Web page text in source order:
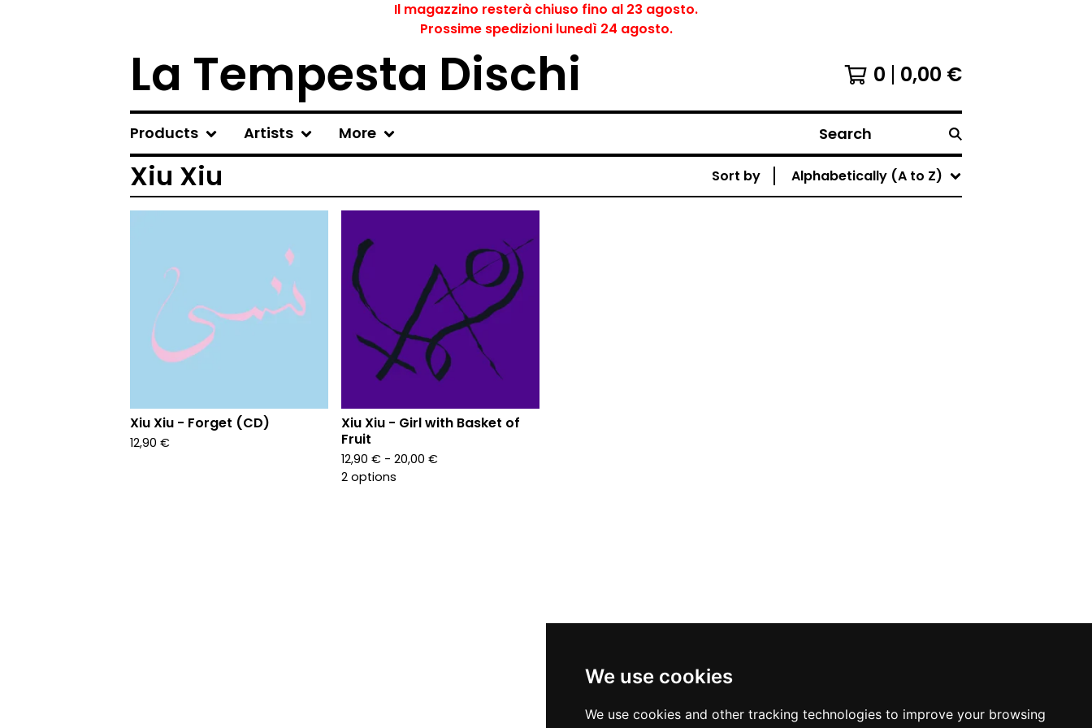
We use cookies
We use cookies and other tracking technologies to improve your browsing
Il magazzino resterà chiuso fino al 23 agosto.
Prossime spedizioni lunedì 24 agosto.
La Tempesta Dischi 0 0,00 €
Products Artists More Search
Xiu Xiu Sort by Alphabetically (A to Z)
Xiu Xiu - Forget (CD)
12,90 €
Xiu Xiu - Girl with Basket of
Fruit
12,90 € - 20,00 €
2 options